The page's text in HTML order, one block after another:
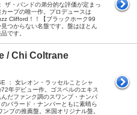
ザ・バンドの弟分的な評価が定まっ
ープの唯一作。プロデュースは
Clifford！！【ブラックホーク99
つからない名盤です。盤はほとん
です。
/ Chi Coltrane
： 女レオン・ラッセルことシャ
年デビュー作。ゴスペルのエキス
だファンク調のスワンプ・ナンバ
バラード・ナンバーともに素晴ら
ンプの推薦盤。米国オリジナル盤。